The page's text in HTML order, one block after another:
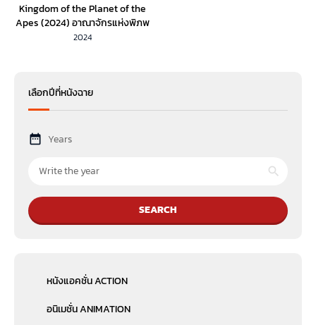
Kingdom of the Planet of the
Apes (2024) อาณาจักรแห่งพิภพ
วานร (พากย์ไทย)
2024
เลือกปีที่หนังฉาย
Years
SEARCH
หนังแอคชั่น ACTION
อนิเมชั่น ANIMATION